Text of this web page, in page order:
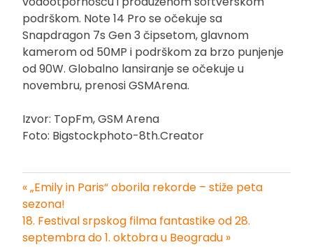
podrškom. Note 14 Pro se očekuje sa
Snapdragon 7s Gen 3 čipsetom, glavnom
kamerom od 50MP i podrškom za brzo punjenje
od 90W. Globalno lansiranje se očekuje u
novembru, prenosi GSMArena.
Izvor: TopFm, GSM Arena
Foto: Bigstockphoto-8th.Creator
Kretanje
članka
« „Emily in Paris“ oborila rekorde – stiže peta
sezona!
18. Festival srpskog filma fantastike od 28.
septembra do 1. oktobra u Beogradu »